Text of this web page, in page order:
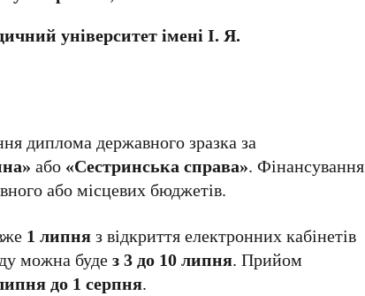
університет імені І. Я.
диплома державного зразка за
або «Сестринська справа». Фінансування
або місцевих бюджетів.
1 липняз відкриття електронних кабінетів
можна будез 3 до 10 липня. Прийом
до 1 серпня.